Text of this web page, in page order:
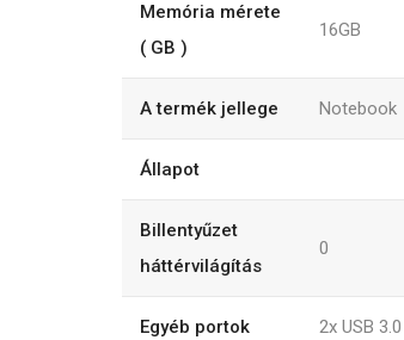
Memória mérete
( GB )
16GB
A termék jellege Notebook
Állapot
Billentyűzet
háttérvilágítás
0
Egyéb portok 2x USB